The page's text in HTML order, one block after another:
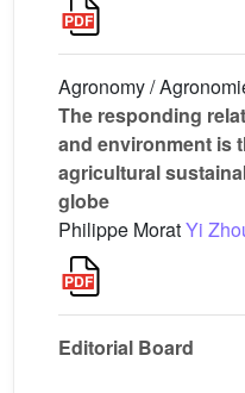
Agronomy /
The responding
and environment is
agricultural
globe
Philippe MoratYi
Editorial Board